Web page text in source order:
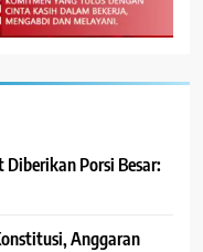
Porsi Besar:
Anggaran